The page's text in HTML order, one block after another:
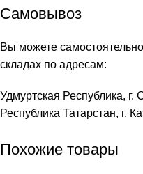
Самовывоз
Вы можете
складах по адресам:
Удмуртская Республика,
Республика Татарстан, г.
Похожие товары